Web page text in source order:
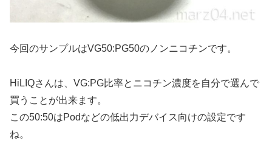
今回のサンプルはVG50:PG50のノンニコチンです。
HiLIQさんは、VG:PG比率とニコチン濃度を自分で選んで
買うことが出来ます。
この50:50はPodなどの低出力デバイス向けの設定です
ね。